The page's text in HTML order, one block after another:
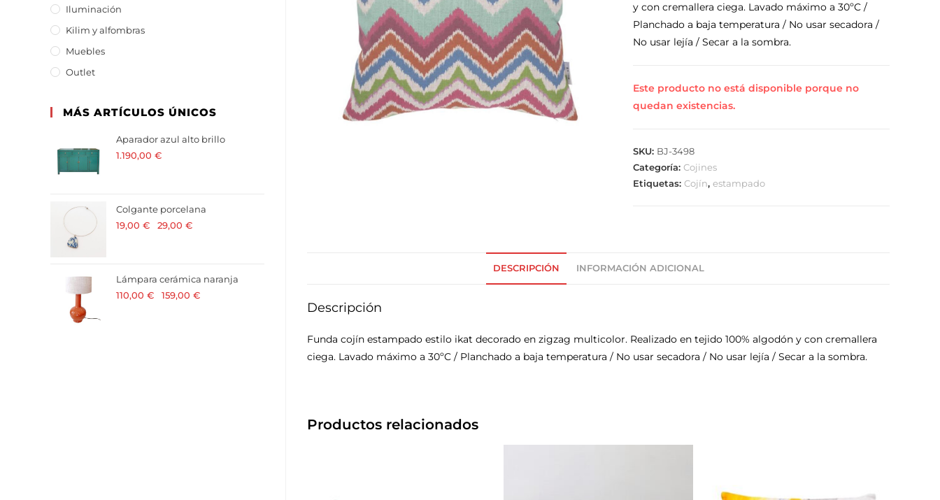
y con cremallera ciega. Lavado máximo a 30ºC /
Planchado a baja temperatura / No usar secadora /
No usar lejía / Secar a la sombra.
Este producto no está disponible porque no
quedan existencias.
SKU: BJ-3498
Categoría:Cojines
Etiquetas:Cojín,estampado
DESCRIPCIÓN INFORMACIÓN ADICIONAL
Descripción
Funda cojín estampado estilo ikat decorado en zigzag multicolor. Realizado en tejido 100% algodón y con cremallera
ciega. Lavado máximo a 30ºC / Planchado a baja temperatura / No usar secadora / No usar lejía / Secar a la sombra.
Productos relacionados
Iluminación
Kilim y alfombras
Muebles
Outlet
MÁS ARTÍCULOS ÚNICOS
Aparador azul alto brillo
1.190,00 €
Colgante porcelana
19,00 € 29,00 €
Lámpara cerámica naranja
110,00 € 159,00 €